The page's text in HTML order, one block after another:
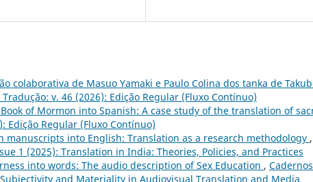
colaborativa de Masuo Yamaki e Paulo Colina dos tanka de
v. 46 (2026): Edição Regular (Fluxo Contínuo)
of Mormon into Spanish: A case study of the translation of
Edição Regular (Fluxo Contínuo)
into English: Translation as a research methodology ,
1 (2025): Translation in India: Theories, Policies, and Practices
into words: The audio description of Sex Education ,
and Materiality in Audiovisual Translation and Media